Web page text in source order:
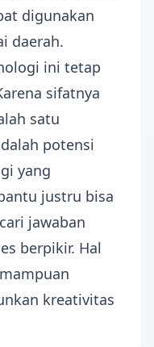
digunakan
daerah.
ini tetap
sifatnya
satu
potensi
yang
justru bisa
jawaban
berpikir. Hal
kreativitas